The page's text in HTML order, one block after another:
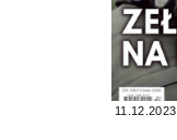
11.12.2023